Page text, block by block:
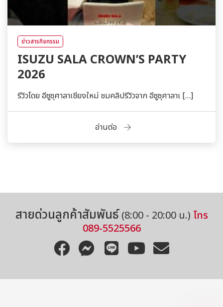
ข่าวสารกิจกรรม
ISUZU SALA CROWN’S PARTY
2026
รีวิวโดย อีซูซุศาลาเชียงใหม่ ชมคลิปรีวิวจาก อีซูซุศาลาเ […]
อ่านต่อ
สายด่วนลูกค้าสัมพันธ์ (8:00 - 20:00 น.) โทร
089-5525566